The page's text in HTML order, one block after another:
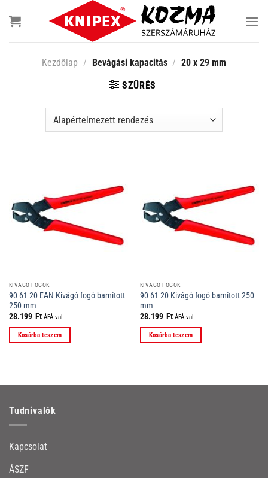
Kezdőlap / Bevágási kapacitás / 20 x 29 mm
SZŰRÉS
KIVÁGÓ FOGÓK
90 61 20 EAN Kivágó fogó barnított
250 mm
28.199 Ft ÁFÁ-val
Kosárba teszem
KIVÁGÓ FOGÓK
90 61 20 Kivágó fogó barnított 250
mm
28.199 Ft ÁFÁ-val
Kosárba teszem
Tudnivalók
Kapcsolat
ÁSZF